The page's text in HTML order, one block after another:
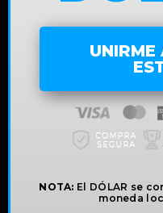
NOTA: El DÓLAR se
moneda